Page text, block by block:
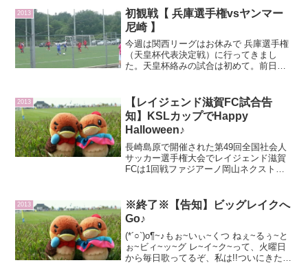
2013
初観戦【 兵庫選手権vsヤンマー
尼崎 】
今週は関西リーグはお休みで 兵庫選手権
（天皇杯代表決定戦）に行ってきまし
た。天皇杯絡みの試合は初めて。前日の
は地図も見ず迷わずに来たぜ!!↑春は桜並
木で屋台とか出る...
2013
【レイジェンド滋賀FC試合告
知】KSLカップでHappy
Halloween♪
長崎島原で開催された第49回全国社会人
サッカー選手権大会でレイジェンド滋賀
FCは1回戦ファジアーノ岡山ネクストに2-
た。でも、この盛岡のチームは超!超!超!
強いチームだ...
2013
※終了※【告知】ビッグレイクへ
Go♪
(*´○`)o¶~♪もぉ~いぃ~くつ ねぇ~るぅ~と
ぉ~ビィ~ッ~グ レ~イ~ク~って、火曜日
から毎日歌ってるぞ、私は!!ついにきた!